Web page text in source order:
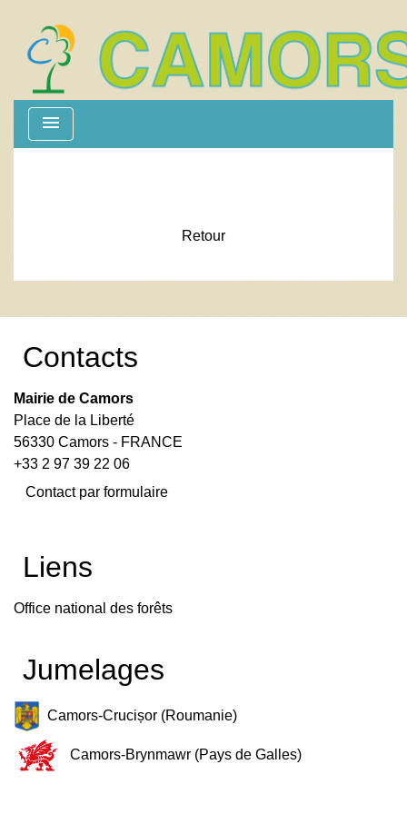
menu
Retour
Contacts
Mairie de Camors
Place de la Liberté
56330 Camors - FRANCE
+33 2 97 39 22 06
Contact par formulaire
Liens
Office national des forêts
Jumelages
Camors-Crucișor (Roumanie)
Camors-Brynmawr (Pays de Galles)